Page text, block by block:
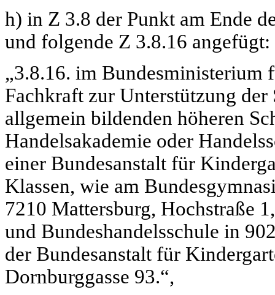
h) in Z 3.8 der Punkt am Ende
und folgende Z 3.8.16 angefügt:
„3.8.16. im
Fachkraft zur Unterstützung
allgemein bildenden höheren
Handelsakademie oder
einer Bundesanstalt für
Klassen, wie am
7210 Mattersburg, Hochstraße
und Bundeshandelsschule in
der Bundesanstalt für
Dornburggasse 93.“,